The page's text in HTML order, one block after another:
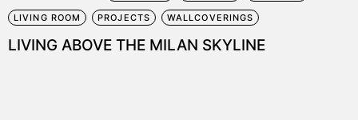
LIVING ROOM PROJECTS WALLCOVERINGS
LIVING ABOVE THE MILAN SKYLINE